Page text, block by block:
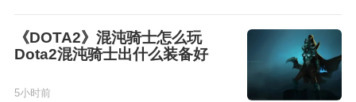
《DOTA2》混沌骑士怎么玩
Dota2混沌骑士出什么装备好
5小时前